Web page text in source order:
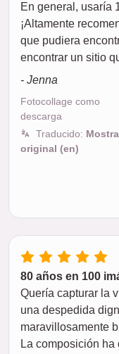
En general, usaría
¡Altamente
que pudiera
encontrar un sitio
- Jenna
Fotocollage como
descarga
Traducido:
original (en)
80 años en 100
Quería capturar la
una despedida
maravillosamente
La composición